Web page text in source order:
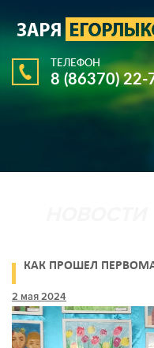
ТЕЛЕФОН
8 (86370) 22-
КАК ПРОШЕЛ
2 мая 2024